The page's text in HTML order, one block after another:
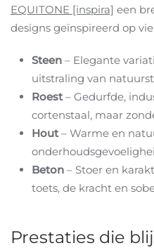
EQUITONE [inspira] een
designs geïnspireerd op
Steen – Elegante
uitstraling van
Roest– Gedurfde,
cortenstaal, maar
Hout– Warme en
Beton – Stoer en
toets, de kracht en
Prestaties die